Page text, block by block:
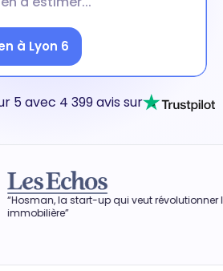
à Lyon 6
5 avec 4 399 avis sur
révolutionner l'agence
“Dans une